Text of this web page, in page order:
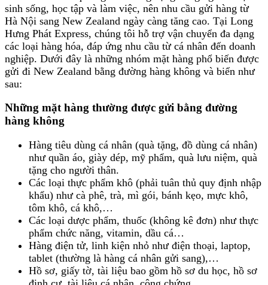
sinh sống, học tập và làm việc, nên nhu cầu gửi hàng từ
Hà Nội sang New Zealand ngày càng tăng cao. Tại Long
Hưng Phát Express, chúng tôi hỗ trợ vận chuyển đa dạng
các loại hàng hóa, đáp ứng nhu cầu từ cá nhân đến doanh
nghiệp. Dưới đây là những nhóm mặt hàng phổ biến được
gửi đi New Zealand bằng đường hàng không và biển như
sau:
Những mặt hàng thường được gửi bằng đường
hàng không
Hàng tiêu dùng cá nhân (quà tặng, đồ dùng cá nhân)
như quần áo, giày dép, mỹ phẩm, quà lưu niệm, quà
tặng cho người thân.
Các loại thực phẩm khô (phải tuân thủ quy định nhập
khẩu) như cà phê, trà, mì gói, bánh kẹo, mực khô,
tôm khô, cá khô,…
Các loại dược phẩm, thuốc (không kê đơn) như thực
phẩm chức năng, vitamin, dầu cá…
Hàng điện tử, linh kiện nhỏ như điện thoại, laptop,
tablet (thường là hàng cá nhân gửi sang),…
Hồ sơ, giấy tờ, tài liệu bao gồm hồ sơ du học, hồ sơ